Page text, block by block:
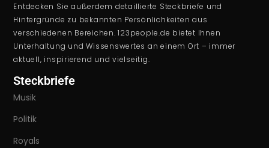
Entdecken Sie außerdem detaillierte Steckbriefe und
Hintergründe zu bekannten Persönlichkeiten aus
verschiedenen Bereichen. 123people.de bietet Ihnen
Unterhaltung und Wissenswertes an einem Ort – immer
aktuell, inspirierend und vielseitig.
Steckbriefe
Musik
Politik
Royals